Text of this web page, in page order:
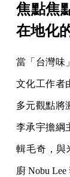
焦點焦
在地化
當「台灣味
文化工作者
多元觀點將
李承宇擔綱
輯毛奇，與
廚 Nobu